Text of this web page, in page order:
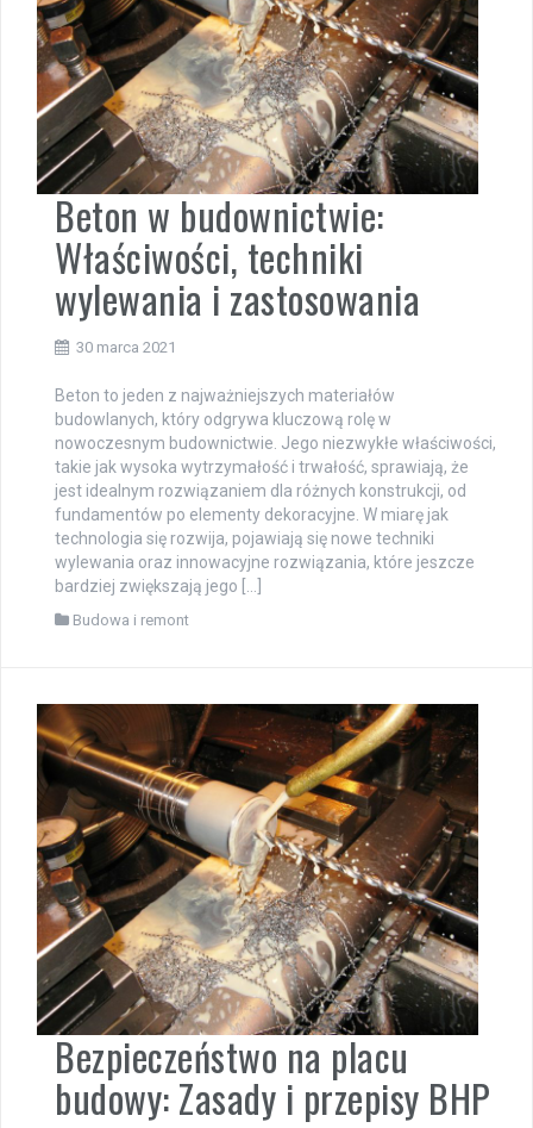
Beton w budownictwie:
Właściwości, techniki
wylewania i zastosowania
30 marca 2021
Beton to jeden z najważniejszych materiałów
budowlanych, który odgrywa kluczową rolę w
nowoczesnym budownictwie. Jego niezwykłe właściwości,
takie jak wysoka wytrzymałość i trwałość, sprawiają, że
jest idealnym rozwiązaniem dla różnych konstrukcji, od
fundamentów po elementy dekoracyjne. W miarę jak
technologia się rozwija, pojawiają się nowe techniki
wylewania oraz innowacyjne rozwiązania, które jeszcze
bardziej zwiększają jego […]
Budowa i remont
Bezpieczeństwo na placu
budowy: Zasady i przepisy BHP